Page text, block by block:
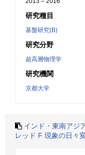
研究種目
基盤研究(B)
研究分野
超高層物理学
研究機関
京都大学
インド・東南アジ
レッド F 現象の日々